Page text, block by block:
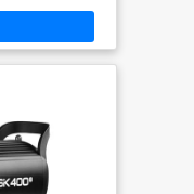
snoot, etc.
et réglage
la poignée